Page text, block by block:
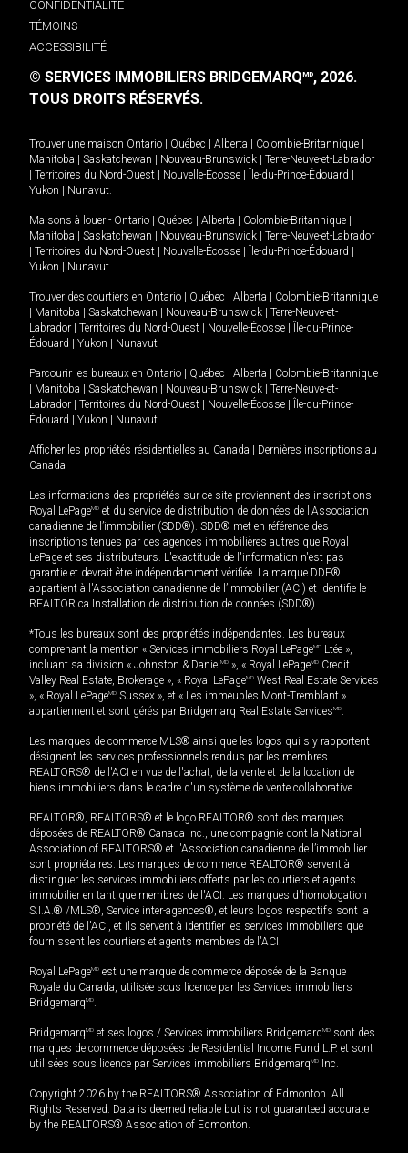
CONFIDENTIALITÉ
TÉMOINS
ACCESSIBILITÉ
© SERVICES IMMOBILIERS BRIDGEMARQMD, 2026.
TOUS DROITS RÉSERVÉS.
Trouver une maison Ontario Québec Alberta Colombie-Britannique
Manitoba
Saskatchewan Nouveau-Brunswick
Terre-Neuve-et-Labrador
Territoires du Nord-Ouest Nouvelle-Écosse Île-du-Prince-Édouard
Yukon
Nunavut.
Maisons à louer - Ontario Québec Alberta Colombie-Britannique
Manitoba
Saskatchewan Nouveau-Brunswick
Terre-Neuve-et-Labrador
Territoires du Nord-Ouest Nouvelle-Écosse Île-du-Prince-Édouard
Yukon
Nunavut.
Trouver des courtiers en Ontario Québec Alberta
Colombie-Britannique
Manitoba Saskatchewan Nouveau-Brunswick
Terre-Neuve-et-
Labrador
Territoires du Nord-Ouest Nouvelle-Écosse
Île-du-Prince-
Édouard
Yukon Nunavut
Parcourir les bureaux en Ontario Québec Alberta
Colombie-Britannique
Manitoba Saskatchewan Nouveau-Brunswick
Terre-Neuve-et-
Labrador
Territoires du Nord-Ouest Nouvelle-Écosse
Île-du-Prince-
Édouard
Yukon Nunavut
Afficher les propriétés résidentielles au Canada
Dernières inscriptions au
Canada
Les informations des propriétés sur ce site proviennent des inscriptions
Royal LePageMD et du service de distribution de données de l'Association
canadienne de l’immobilier (SDD®). SDD® met en référence des
inscriptions tenues par des agences immobilières autres que Royal
LePage et ses distributeurs. L'exactitude de l'information n'est pas
garantie et devrait être indépendamment vérifiée. La marque DDF®
appartient à l'Association canadienne de l’immobilier (ACI) et identifie le
REALTOR.ca Installation de distribution de données (SDD®).
*Tous les bureaux sont des propriétés indépendantes. Les bureaux
comprenant la mention « Services immobiliers Royal LePageMD Ltée »,
incluant sa division « Johnston & Daniel MD », « Royal LePageMD Credit
Valley Real Estate, Brokerage », « Royal LePageMD West Real Estate Services
», « Royal LePageMD Sussex », et « Les immeubles Mont-Tremblant »
appartiennent et sont gérés par Bridgemarq Real Estate ServicesMD.
Les marques de commerce MLS® ainsi que les logos qui s'y rapportent
désignent les services professionnels rendus par les membres
REALTORS® de l'ACI en vue de l'achat, de la vente et de la location de
biens immobiliers dans le cadre d'un système de vente collaborative.
REALTOR®, REALTORS® et le logo REALTOR® sont des marques
déposées de REALTOR® Canada Inc., une compagnie dont la National
Association of REALTORS® et l'Association canadienne de l’immobilier
sont propriétaires. Les marques de commerce REALTOR® servent à
distinguer les services immobiliers offerts par les courtiers et agents
immobilier en tant que membres de l'ACI. Les marques d'homologation
S.I.A.® /MLS®, Service inter-agences®, et leurs logos respectifs sont la
propriété de l'ACI, et ils servent à identifier les services immobiliers que
fournissent les courtiers et agents membres de l'ACI.
Royal LePageMD est une marque de commerce déposée de la Banque
Royale du Canada, utilisée sous licence par les Services immobiliers
BridgemarqMD.
BridgemarqMD et ses logos / Services immobiliers BridgemarqMD sont des
marques de commerce déposées de Residential Income Fund L.P. et sont
utilisées sous licence par Services immobiliers BridgemarqMD Inc.
Copyright 2026 by the REALTORS® Association of Edmonton. All
Rights Reserved. Data is deemed reliable but is not guaranteed accurate
by the REALTORS® Association of Edmonton.